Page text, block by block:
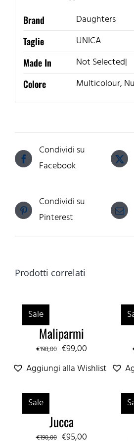
Brand
Daughters
Taglie UNICA
Made In Not Selected|
Colore Multicolour,
Condividi su
Facebook
Condividi su
Pinterest
Prodotti correlati
Sale
Maliparmi
€198,00 Il
prezzo
€99,00Il
prezzo
Aggiungi alla Wishlist
Sale
Jucca
€190,00 Il
€95,00Il